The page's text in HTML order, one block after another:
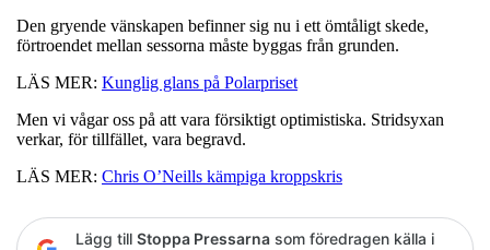
Den gryende vänskapen befinner sig nu i ett ömtåligt skede,
förtroendet mellan sessorna måste byggas från grunden.
LÄS MER: Kunglig glans på Polarpriset
Men vi vågar oss på att vara försiktigt optimistiska. Stridsyxan
verkar, för tillfället, vara begravd.
LÄS MER: Chris O’Neills kämpiga kroppskris
Lägg till Stoppa Pressarna som föredragen källa i